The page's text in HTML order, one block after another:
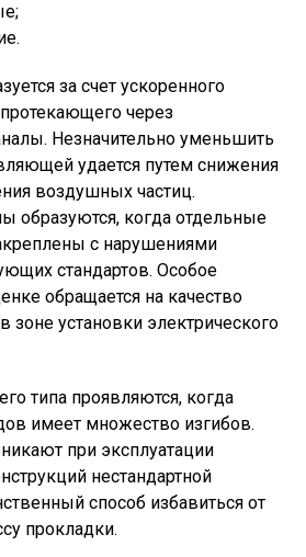
за счет ускоренного
через
Незначительно уменьшить
удается путем снижения
воздушных частиц.
образуются, когда отдельные
с нарушениями
стандартов. Особое
обращается на качество
зоне установки электрического
типа проявляются, когда
имеет множество изгибов.
при эксплуатации
нестандартной
способ избавиться от
прокладки.